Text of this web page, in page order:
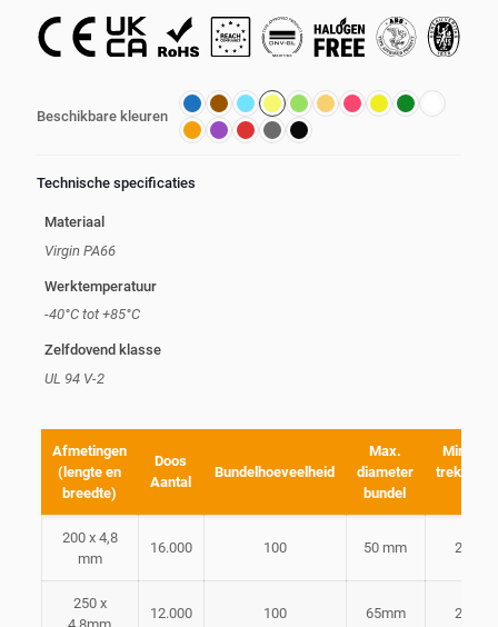
Beschikbare kleuren
Technische specificaties
Materiaal
Virgin PA66
Werktemperatuur
-40°C tot +85°C
Zelfdovend klasse
UL 94 V-2
Afmetingen
(lengte en
breedte)
Doos
Aantal
Bundelhoeveelheid
Max.
diameter
bundel
200 x 4,8
mm
16.000 100 50 mm 22 kg
250 x
12.000 100 65mm 22 kg